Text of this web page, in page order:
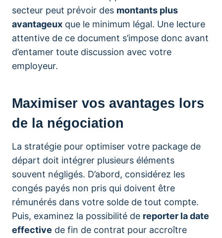
secteur peut prévoir des montants plus
avantageux que le minimum légal. Une lecture
attentive de ce document s’impose donc avant
d’entamer toute discussion avec votre
employeur.
Maximiser vos avantages lors
de la négociation
La stratégie pour optimiser votre package de
départ doit intégrer plusieurs éléments
souvent négligés. D’abord, considérez les
congés payés non pris qui doivent être
rémunérés dans votre solde de tout compte.
Puis, examinez la possibilité de reporter la date
effective de fin de contrat pour accroître